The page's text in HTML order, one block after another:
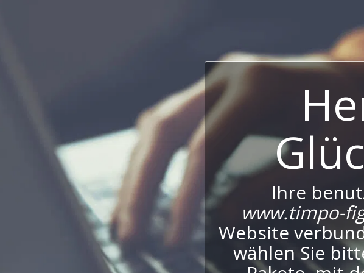
Ihre
www.timpo-
Website
wählen Sie